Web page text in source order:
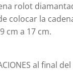
rolot
colocar la
cm a 17 cm.
al final